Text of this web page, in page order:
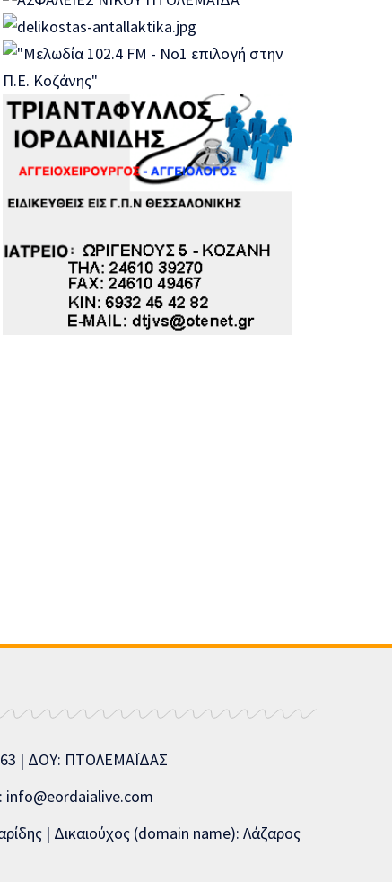
| ΔΟΥ: ΠΤΟΛΕΜΑΪΔΑΣ
| Δικαιούχος (domain name): Λάζαρος